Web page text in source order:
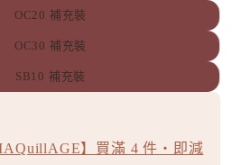
OC20 補充裝
OC30 補充裝
SB10 補充裝
】買滿 4 件・即減